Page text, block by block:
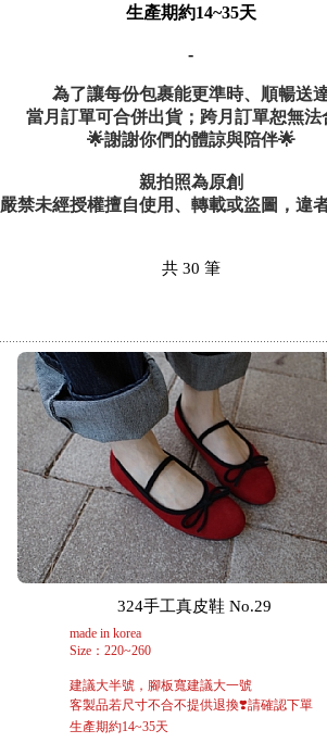
生產期約14~35天
-
為了讓每份包裹能更準時、順暢送
當月訂單可合併出貨；跨月訂單恕無法
🌟謝謝你們的體諒與陪伴🌟
親拍照為原創
嚴禁未經授權擅自使用、轉載或盜圖，違者
共30 筆
324手工真皮鞋 No.29
made in korea
Size：220~260
建議大半號，腳板寬建議大一號
客製品若尺寸不合不提供退換❣️請確認下單
生產期約14~35天